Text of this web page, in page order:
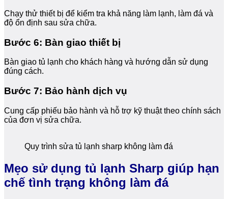
Chạy thử thiết bị để kiểm tra khả năng làm lạnh, làm đá và
độ ổn định sau sửa chữa.
Bước 6: Bàn giao thiết bị
Bàn giao tủ lạnh cho khách hàng và hướng dẫn sử dụng
đúng cách.
Bước 7: Bảo hành dịch vụ
Cung cấp phiếu bảo hành và hỗ trợ kỹ thuật theo chính sách
của đơn vị sửa chữa.
Quy trình sửa tủ lạnh sharp không làm đá
Mẹo sử dụng tủ lạnh Sharp giúp hạn
chế tình trạng không làm đá